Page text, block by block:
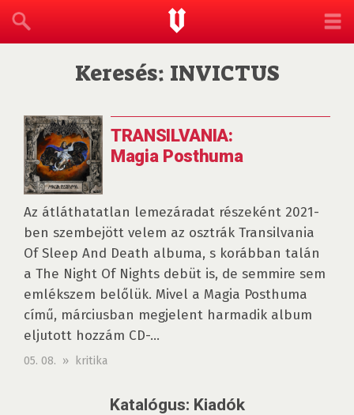
Keresés: INVICTUS
TRANSILVANIA:
Magia Posthuma
Az átláthatatlan lemezáradat részeként 2021-
ben szembejött velem az osztrák Transilvania
Of Sleep And Death albuma, s korábban talán
a The Night Of Nights debüt is, de semmire sem
emlékszem belőlük. Mivel a Magia Posthuma
című, márciusban megjelent harmadik album
eljutott hozzám CD-...
05. 08. » kritika
Katalógus: Kiadók